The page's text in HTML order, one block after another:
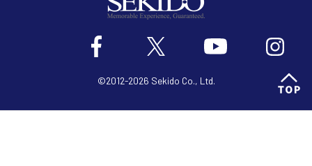
©2012-2026 Sekido Co., Ltd.